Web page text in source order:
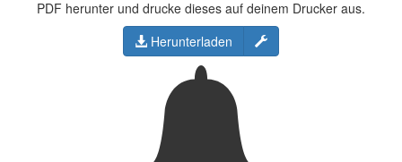
PDF herunter und drucke dieses auf deinem Drucker aus.
Herunterladen
Konfigurieren